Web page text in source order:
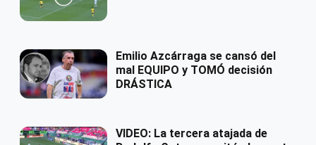
Emilio Azcárraga se cansó del
mal EQUIPO y TOMÓ decisión
DRÁSTICA
VIDEO: La tercera atajada de